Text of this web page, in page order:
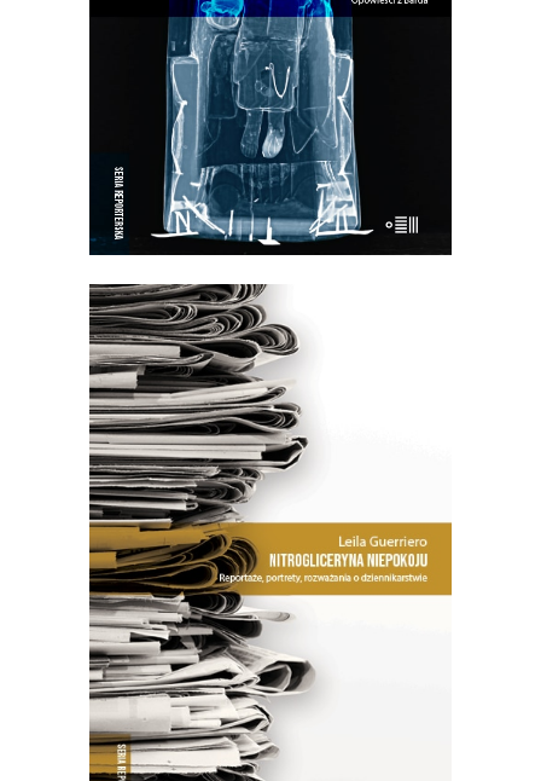
51.00zł 25.50zł
E-BOOK DO KOSZYKA
[EBOOK] NITROGLICERYNA
NIEPOKOJU
Premiera 18 października
53.00zł 26.50zł
E-BOOK DO KOSZYKA